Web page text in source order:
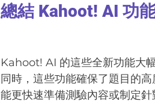
總結 Kahoot! AI 功
Kahoot! AI 的這些全新功能大
同時，這些功能確保了題目的
能更快速準備測驗內容或制定針